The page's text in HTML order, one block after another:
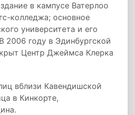
в кампусе Ватерлоо
колледжа; основное
университета и его
2006 году в Эдинбургской
Центр Джеймса Клерка
вблизи Кавендишской
в Кинкорте,